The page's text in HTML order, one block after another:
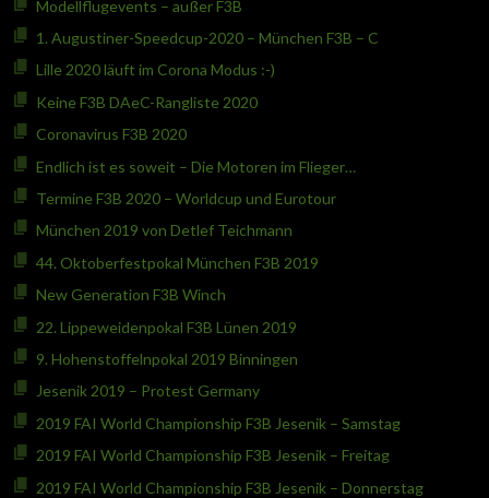
Modellflugevents – außer F3B
1. Augustiner-Speedcup-2020 – München F3B – C
Lille 2020 läuft im Corona Modus :-)
Keine F3B DAeC-Rangliste 2020
Coronavirus F3B 2020
Endlich ist es soweit – Die Motoren im Flieger…
Termine F3B 2020 – Worldcup und Eurotour
München 2019 von Detlef Teichmann
44. Oktoberfestpokal München F3B 2019
New Generation F3B Winch
22. Lippeweidenpokal F3B Lünen 2019
9. Hohenstoffelnpokal 2019 Binningen
Jesenik 2019 – Protest Germany
2019 FAI World Championship F3B Jesenik – Samstag
2019 FAI World Championship F3B Jesenik – Freitag
2019 FAI World Championship F3B Jesenik – Donnerstag